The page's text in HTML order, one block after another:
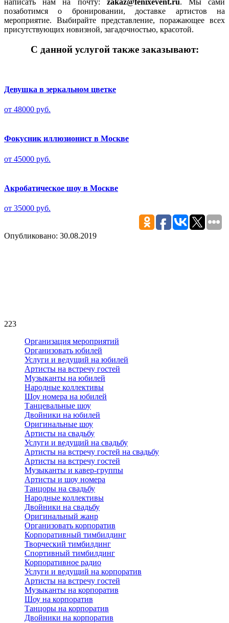
написать нам на почту: zakaz@fenixevent.ru. Мы сами
позаботимся о бронировании, доставке артистов на
мероприятие. Выбирайте представление, поражающее всех
присутствующих новизной, загадочностью, красотой.
С данной услугой также заказывают:
Девушка в зеркальном цветке
от 48000 руб.
Фокусник иллюзионист в Москве
от 45000 руб.
Акробатическое шоу в Москве
от 35000 руб.
Опубликовано: 30.08.2019
223
Организация мероприятий
Организовать юбилей
Услуги и ведущий на юбилей
Артисты на встречу гостей
Музыканты на юбилей
Народные коллективы
Шоу номера на юбилей
Танцевальные шоу
Двойники на юбилей
Оригинальные шоу
Артисты на свадьбу
Услуги и ведущий на свадьбу
Артисты на встречу гостей на свадьбу
Артисты на встречу гостей
Музыканты и кавер-группы
Артисты и шоу номера
Танцоры на свадьбу
Народные коллективы
Двойники на свадьбу
Оригинальный жанр
Организовать корпоратив
Корпоративный тимбилдинг
Творческий тимбилдинг
Спортивный тимбилдинг
Корпоративное радио
Услуги и ведущий на корпоратив
Артисты на встречу гостей
Музыканты на корпоратив
Шоу на корпоратив
Танцоры на корпоратив
Двойники на корпоратив